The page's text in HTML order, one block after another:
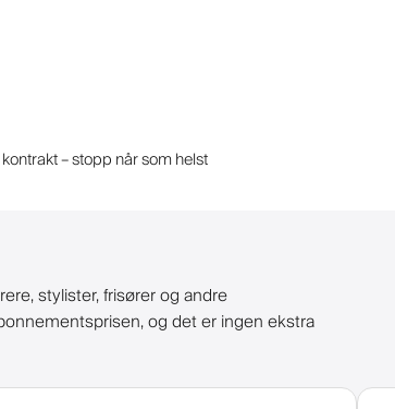
– stopp når som helst
stylister, frisører og andre
og det er ingen ekstra